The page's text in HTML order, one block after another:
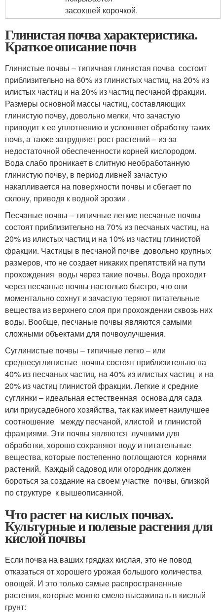
засохшей корочкой.
Глинистая почва характеристика.
Краткое описание почв
Глинистые почвы – типичная глинистая почва состоит
приблизительно на 60% из глинистых частиц, на 20% из
илистых частиц и на 20% из частиц песчаной фракции.
Размеры основной массы частиц, составляющих
глинистую почву, довольно мелки, что зачастую
приводит к ее уплотнению и усложняет обработку таких
почв, а также затрудняет рост растений – из-за
недостаточной обеспеченности корней кислородом.
Вода слабо проникает в слитную необработанную
глинистую почву, в период ливней зачастую
накапливается на поверхности почвы и сбегает по
склону, приводя к водной эрозии .
Песчаные почвы – типичные легкие песчаные почвы
состоят приблизительно на 70% из песчаных частиц, на
20% из илистых частиц и на 10% из частиц глинистой
фракции. Частицы в песчаной почве довольно крупных
размеров, что не создает никаких препятствий на пути
прохождения воды через такие почвы. Вода проходит
через песчаные почвы настолько быстро, что они
моментально сохнут и зачастую теряют питательные
вещества из верхнего слоя при прохождении сквозь них
воды. Вообще, песчаные почвы являются самыми
сложными объектами для почвоулучшения.
Суглинистые почвы – типичные легко – или
среднесуглинистые почвы состоят приблизительно на
40% из песчаных частиц, на 40% из илистых частиц и на
20% из частиц глинистой фракции. Легкие и средние
суглинки – идеальная естественная основа для сада
или приусадебного хозяйства, так как имеет наилучшее
соотношение между песчаной, илистой и глинистой
фракциями. Эти почвы являются лучшими для
обработки, хорошо сохраняют воду и питательные
вещества, которые постепенно поглощаются корнями
растений. Каждый садовод или огородник должен
бороться за создание на своем участке почвы, близкой
по структуре к вышеописанной.
Что растет на кислых почвах.
Культурные и полевые растения для
кислой почвы
Если почва на ваших грядках кислая, это не повод
отказаться от хорошего урожая большого количества
овощей. И это только самые распространенные
растения, которые можно смело высаживать в кислый
грунт: